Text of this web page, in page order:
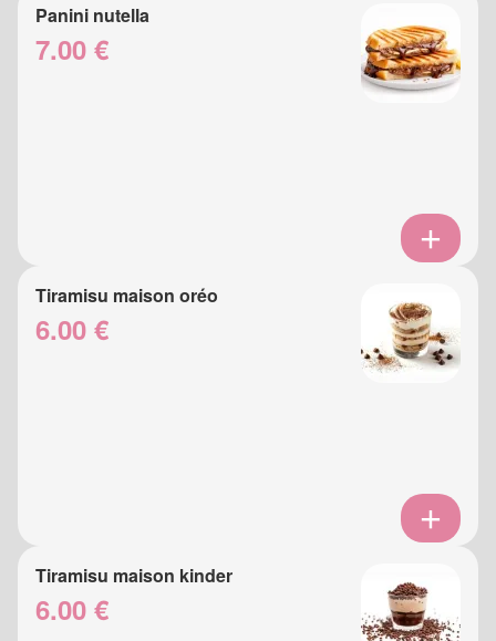
Panini nutella
7.00 €
Tiramisu maison oréo
6.00 €
Tiramisu maison kinder
6.00 €